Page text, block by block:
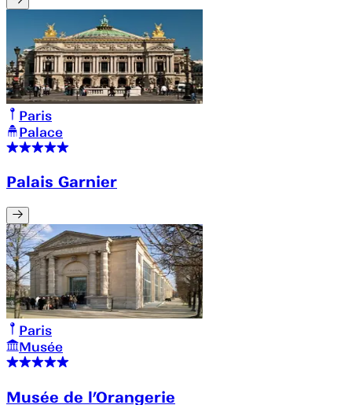
Paris
Palace
Palais Garnier
Paris
Musée
Musée de l’Orangerie